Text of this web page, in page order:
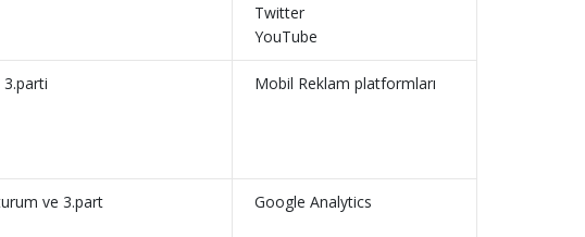
Twitter
YouTube
Mobil Reklam platformları
ve 3.part Google Analytics